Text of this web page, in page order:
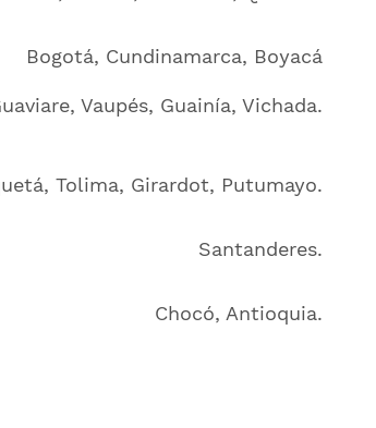
Bogotá, Cundinamarca, Boyacá
Vaupés, Guainía, Vichada.
Tolima, Girardot, Putumayo.
Santanderes.
Chocó, Antioquia.